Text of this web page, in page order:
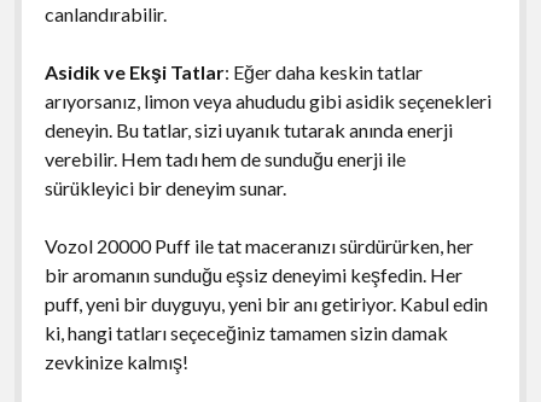
canlandırabilir.
Asidik ve Ekşi Tatlar: Eğer daha keskin tatlar
arıyorsanız, limon veya ahududu gibi asidik seçenekleri
deneyin. Bu tatlar, sizi uyanık tutarak anında enerji
verebilir. Hem tadı hem de sunduğu enerji ile
sürükleyici bir deneyim sunar.
Vozol 20000 Puff ile tat maceranızı sürdürürken, her
bir aromanın sunduğu eşsiz deneyimi keşfedin. Her
puff, yeni bir duyguyu, yeni bir anı getiriyor. Kabul edin
ki, hangi tatları seçeceğiniz tamamen sizin damak
zevkinize kalmış!